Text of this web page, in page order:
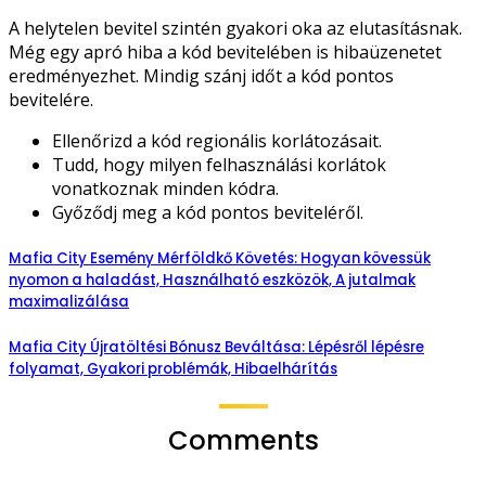
A helytelen bevitel szintén gyakori oka az elutasításnak.
Még egy apró hiba a kód bevitelében is hibaüzenetet
eredményezhet. Mindig szánj időt a kód pontos
bevitelére.
Ellenőrizd a kód regionális korlátozásait.
Tudd, hogy milyen felhasználási korlátok
vonatkoznak minden kódra.
Győződj meg a kód pontos beviteléről.
Mafia City Esemény Mérföldkő Követés: Hogyan kövessük
nyomon a haladást, Használható eszközök, A jutalmak
maximalizálása
Mafia City Újratöltési Bónusz Beváltása: Lépésről lépésre
folyamat, Gyakori problémák, Hibaelhárítás
Comments